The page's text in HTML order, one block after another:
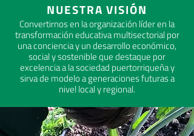
NUESTRA VISIÓN
Convertirnos en la organización líder en la
transformación educativa multisectorial por
una conciencia y un desarrollo económico,
social y sostenible que destaque por
excelencia a la sociedad puertorriqueña y
sirva de modelo a generaciones futuras a
nivel local y regional.